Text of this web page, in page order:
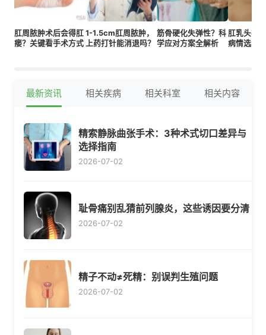
肛周脓肿术后会得肛
瘘？关键看手术方式
1-1.5cm肛周脓肿，
上药打针能消退吗？
筋骨硬化失弹性？科
学应对方案全解析
肛乳头瘤
病情选2类
最新资讯 相关疾病 相关科室 相关内容
精索静脉曲张手术：3种术式切口差异与
选择指南
2026-07-02
耻骨痛别乱猜前列腺炎，这些诱因要分清
2026-07-02
精子不动≠死精：别误判生殖问题
2026-07-02